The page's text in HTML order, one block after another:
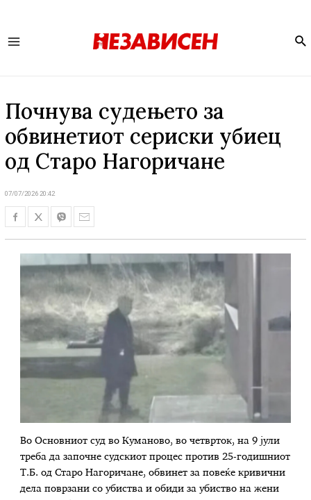
Почнува судењето за
обвинетиот сериски убиец
од Старо Нагоричане
07/07/2026 20:42
Во Основниот суд во Куманово, во четврток, на 9 јули
треба да започне судскиот процес против 25-годишниот
Т.Б. од Старо Нагоричане, обвинет за повеќе кривични
дела поврзани со убиства и обиди за убиство на жени